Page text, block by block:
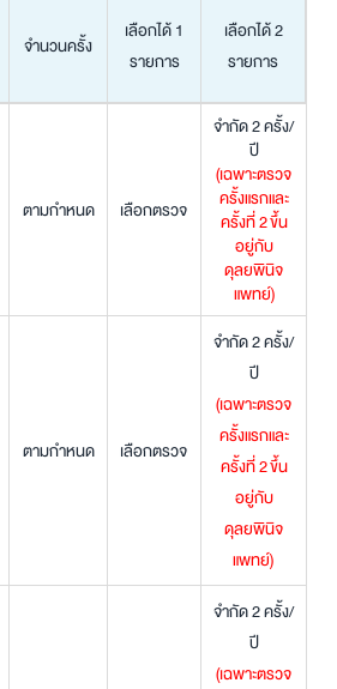
จำนวนครั้ง
เลือกได้ 1
รายการ
เลือกได้ 2
รายการ
ตามกำหนด เลือกตรวจ
จำกัด 2 ครั้ง/
ปี
(เฉพาะตรวจ
ครั้งแรกและ
ครั้งที่ 2ขึ้น
อยู่กับ
ดุลยพินิจ
แพทย์)
ตามกำหนด เลือกตรวจ
จำกัด 2 ครั้ง/
ปี
(เฉพาะตรวจ
ครั้งแรกและ
ครั้งที่ 2ขึ้น
อยู่กับ
ดุลยพินิจ
แพทย์)
จำกัด 2 ครั้ง/
ปี
(เฉพาะตรวจ